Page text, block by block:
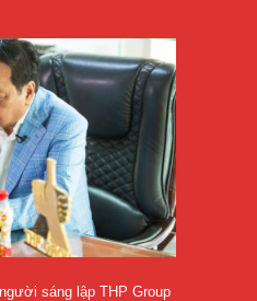
sáng lập THP Group